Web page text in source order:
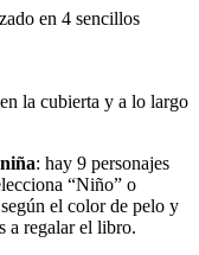
en 4 sencillos
la cubierta y a lo largo
: hay 9 personajes
“Niño” o
el color de pelo y
a regalar el libro.